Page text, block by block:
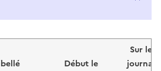
Début le
Sur le
journal